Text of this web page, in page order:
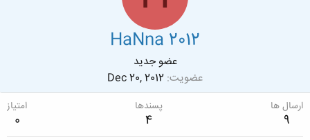
HaNna 2012
عضو جدید
عضویت Dec 20, 2012
ارسال ها
9
پسندها
4
امتیاز
0